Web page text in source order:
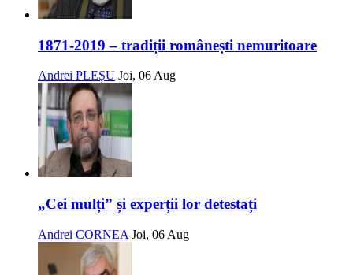
1871-2019 – tradiții românești nemuritoare
Andrei PLEȘU Joi, 06 Aug
„Cei mulți” și experții lor detestați
Andrei CORNEA Joi, 06 Aug